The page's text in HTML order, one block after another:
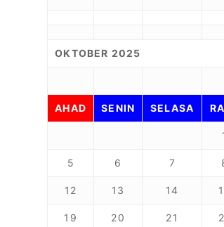
OKTOBER 2025
AHAD SENIN SELASA
5 6 7
12 13 14
19 20 21